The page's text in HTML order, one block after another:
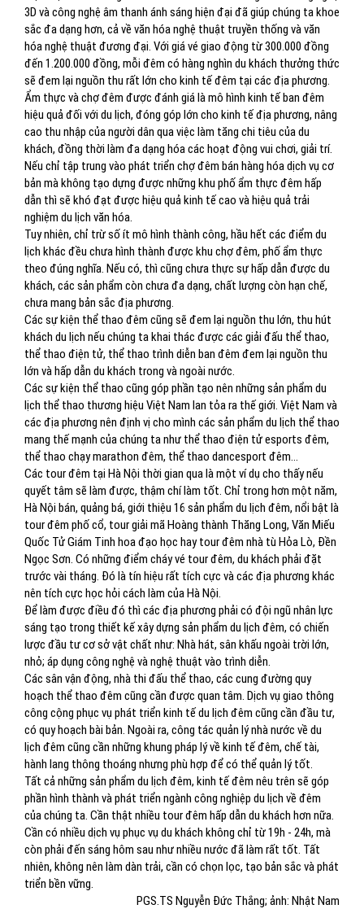
3D và công nghệ âm thanh ánh sáng hiện đại đã giúp chúng ta khoe
sắc đa dạng hơn, cả về văn hóa nghệ thuật truyền thống và văn
hóa nghệ thuật đương đại. Với giá vé giao động từ 300.000 đồng
đến 1.200.000 đồng, mỗi đêm có hàng nghìn du khách thưởng thức
sẽ đem lại nguồn thu rất lớn cho kinh tế đêm tại các địa phương.
Ẩm thực và chợ đêm được đánh giá là mô hình kinh tế ban đêm
hiệu quả đối với du lịch, đóng góp lớn cho kinh tế địa phương, nâng
cao thu nhập của người dân qua việc làm tăng chi tiêu của du
khách, đồng thời làm đa dạng hóa các hoạt động vui chơi, giải trí.
Nếu chỉ tập trung vào phát triển chợ đêm bán hàng hóa dịch vụ cơ
bản mà không tạo dựng được những khu phố ẩm thực đêm hấp
dẫn thì sẽ khó đạt được hiệu quả kinh tế cao và hiệu quả trải
nghiệm du lịch văn hóa.
Tuy nhiên, chỉ trừ số ít mô hình thành công, hầu hết các điểm du
lịch khác đều chưa hình thành được khu chợ đêm, phố ẩm thực
theo đúng nghĩa. Nếu có, thì cũng chưa thực sự hấp dẫn được du
khách, các sản phẩm còn chưa đa dạng, chất lượng còn hạn chế,
chưa mang bản sắc địa phương.
Các sự kiện thể thao đêm cũng sẽ đem lại nguồn thu lớn, thu hút
khách du lịch nếu chúng ta khai thác được các giải đấu thể thao,
thể thao điện tử, thể thao trình diễn ban đêm đem lại nguồn thu
lớn và hấp dẫn du khách trong và ngoài nước.
Các sự kiện thể thao cũng góp phần tạo nên những sản phẩm du
lịch thể thao thương hiệu Việt Nam lan tỏa ra thế giới. Việt Nam và
các địa phương nên định vị cho mình các sản phẩm du lịch thể thao
mang thế mạnh của chúng ta như thể thao điện tử esports đêm,
thể thao chạy marathon đêm, thể thao dancesport đêm…
Các tour đêm tại Hà Nội thời gian qua là một ví dụ cho thấy nếu
quyết tâm sẽ làm được, thậm chí làm tốt. Chỉ trong hơn một năm,
Hà Nội bán, quảng bá, giới thiệu 16 sản phẩm du lịch đêm, nổi bật là
tour đêm phố cổ, tour giải mã Hoàng thành Thăng Long, Văn Miếu
Quốc Tử Giám Tinh hoa đạo học hay tour đêm nhà tù Hỏa Lò, Đền
Ngọc Sơn. Có những điểm cháy vé tour đêm, du khách phải đặt
trước vài tháng. Đó là tín hiệu rất tích cực và các địa phương khác
nên tích cực học hỏi cách làm của Hà Nội.
Để làm được điều đó thì các địa phương phải có đội ngũ nhân lực
sáng tạo trong thiết kế xây dựng sản phẩm du lịch đêm, có chiến
lược đầu tư cơ sở vật chất như: Nhà hát, sân khấu ngoài trời lớn,
nhỏ; áp dụng công nghệ và nghệ thuật vào trình diễn.
Các sân vận động, nhà thi đấu thể thao, các cung đường quy
hoạch thể thao đêm cũng cần được quan tâm. Dịch vụ giao thông
công cộng phục vụ phát triển kinh tế du lịch đêm cũng cần đầu tư,
có quy hoạch bài bản. Ngoài ra, công tác quản lý nhà nước về du
lịch đêm cũng cần những khung pháp lý về kinh tế đêm, chế tài,
hành lang thông thoáng nhưng phù hợp để có thể quản lý tốt.
Tất cả những sản phẩm du lịch đêm, kinh tế đêm nêu trên sẽ góp
phần hình thành và phát triển ngành công nghiệp du lịch về đêm
của chúng ta. Cần thật nhiều tour đêm hấp dẫn du khách hơn nữa.
Cần có nhiều dịch vụ phục vụ du khách không chỉ từ 19h - 24h, mà
còn phải đến sáng hôm sau như nhiều nước đã làm rất tốt. Tất
nhiên, không nên làm dàn trải, cần có chọn lọc, tạo bản sắc và phát
triển bền vững.
PGS.TS Nguyễn Đức Thắng; ảnh: Nhật Nam